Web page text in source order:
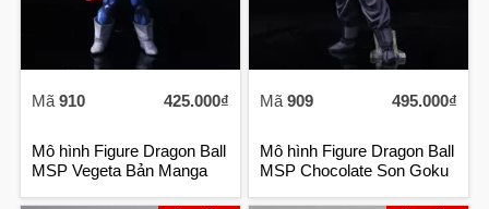
Mã 910 425.000₫
Mô hình Figure Dragon Ball
MSP Vegeta Bản Manga
Mã 909 495.000₫
Mô hình Figure Dragon Ball
MSP Chocolate Son Goku